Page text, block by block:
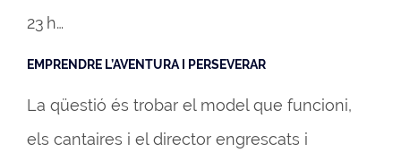
23 h…
EMPRENDRE L’AVENTURA I PERSEVERAR
La qüestió és trobar el model que funcioni,
els cantaires i el director engrescats i